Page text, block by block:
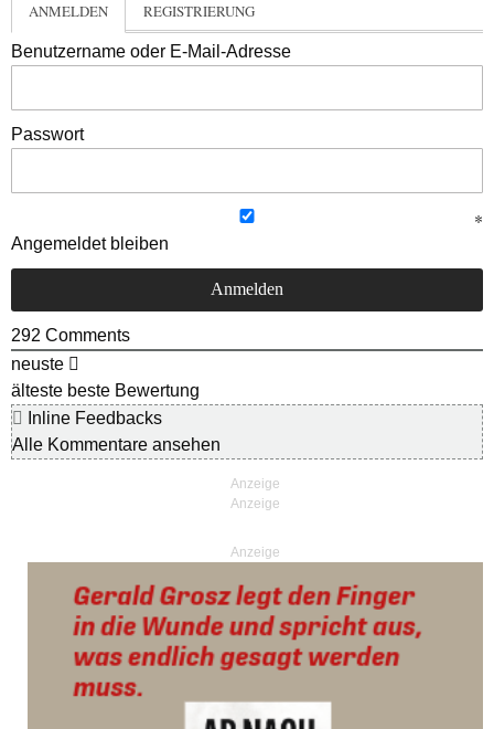
ANMELDEN REGISTRIERUNG
Benutzername oder E-Mail-Adresse
Passwort
Angemeldet bleiben
292 Comments
neuste
älteste beste Bewertung
Inline Feedbacks
Alle Kommentare ansehen
Anzeige